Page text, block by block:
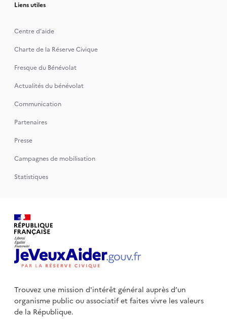
Liens utiles
Centre d'aide
Charte de la Réserve Civique
Fresque du Bénévolat
Actualités du bénévolat
Communication
Partenaires
Presse
Campagnes de mobilisation
Statistiques
Trouvez une mission d'intérêt général auprès d’un
organisme publicou associatif et faites vivre les valeurs
de la République.